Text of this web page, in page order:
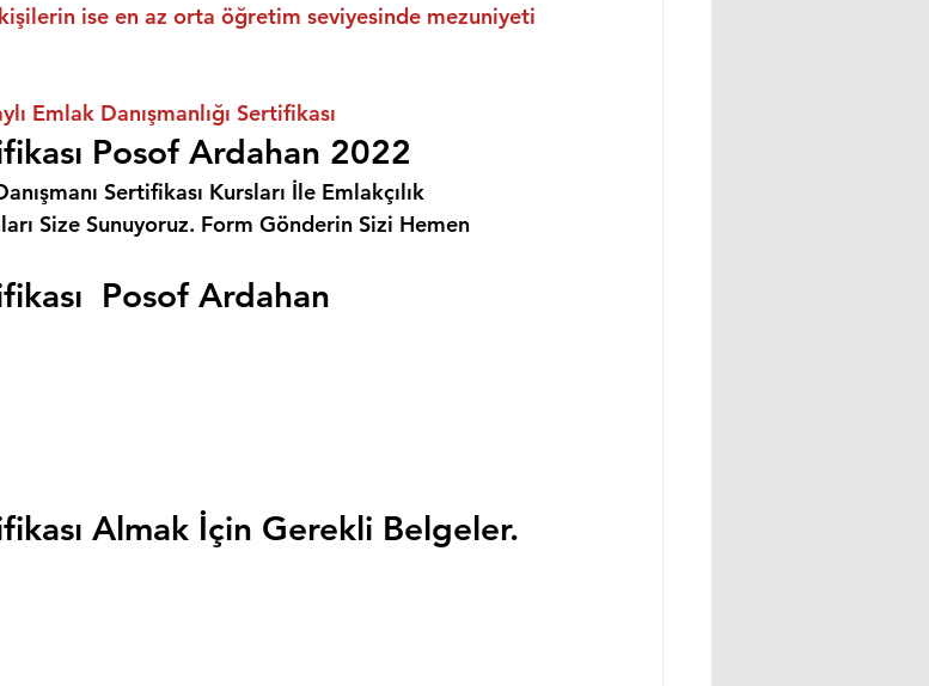
ise en az orta öğretim seviyesinde mezuniyeti
Emlak Danışmanlığı Sertifikası
Posof Ardahan 2022
Sertifikası Kursları İle Emlakçılık
Size Sunuyoruz. Form Gönderin Sizi Hemen
Posof Ardahan
Almak İçin Gerekli Belgeler.